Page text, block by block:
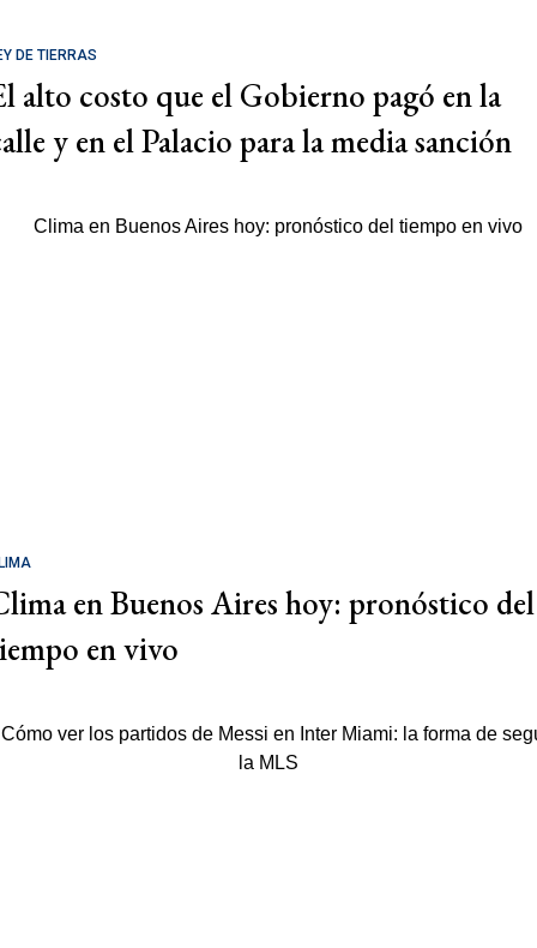
DE TIERRAS
alto costo que el Gobierno pagó en la
y en el Palacio para la media sanción
en Buenos Aires hoy: pronóstico del
en vivo